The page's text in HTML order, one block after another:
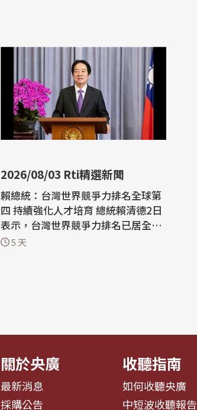
2026/08/03 Rti精選新聞
賴總統：台灣世界競爭力排名全球第
四 持續強化人才培育 總統賴清德2日
表示，台灣世界競爭力排名已居全球
第4，在人口超過2,000萬的經濟體中
5 天
關於央廣
最新消息
採購公告
收聽指南
如何收聽央廣
中短波收聽報告